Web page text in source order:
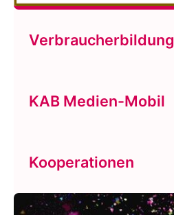
Verbraucherbildung
KAB Medien-Mobil
Kooperationen